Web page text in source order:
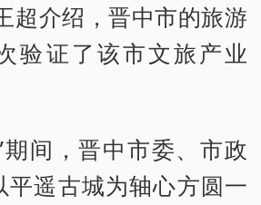
超介绍，晋中市的旅游
验证了该市文旅产业
期间，晋中市委、市政
平遥古城为轴心方圆一